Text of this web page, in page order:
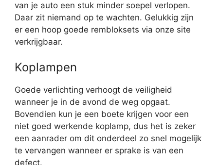
van je auto een stuk minder soepel verlopen.
Daar zit niemand op te wachten. Gelukkig zijn
er een hoop goede rembloksets via onze site
verkrijgbaar.
Koplampen
Goede verlichting verhoogt de veiligheid
wanneer je in de avond de weg opgaat.
Bovendien kun je een boete krijgen voor een
niet goed werkende koplamp, dus het is zeker
een aanrader om dit onderdeel zo snel mogelijk
te vervangen wanneer er sprake is van een
defect.